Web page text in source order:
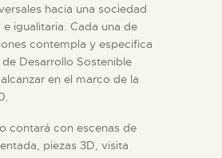
hacia una sociedad
e igualitaria. Cada una de
contempla y especifica
Desarrollo Sostenible
en el marco de la
contará con escenas de
piezas 3D, visita